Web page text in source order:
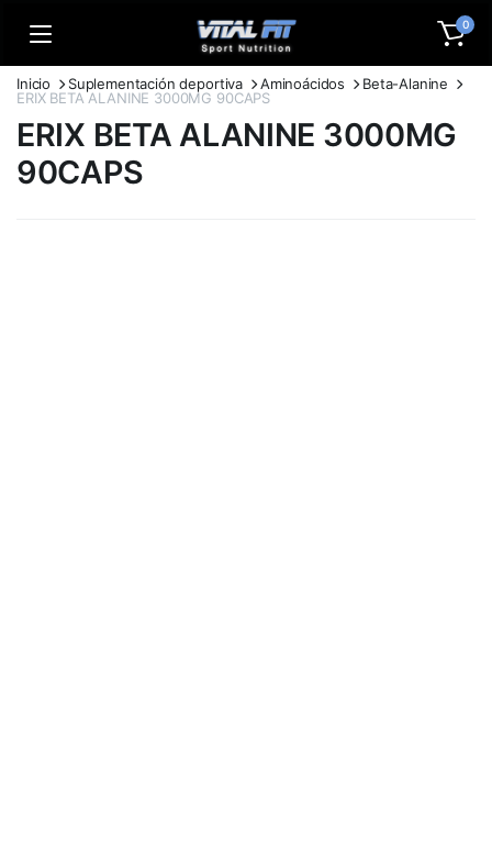
0
Inicio Suplementación deportiva Aminoácidos
Beta-Alanine
ERIX BETA ALANINE 3000MG 90CAPS
ERIX BETA ALANINE 3000MG
90CAPS